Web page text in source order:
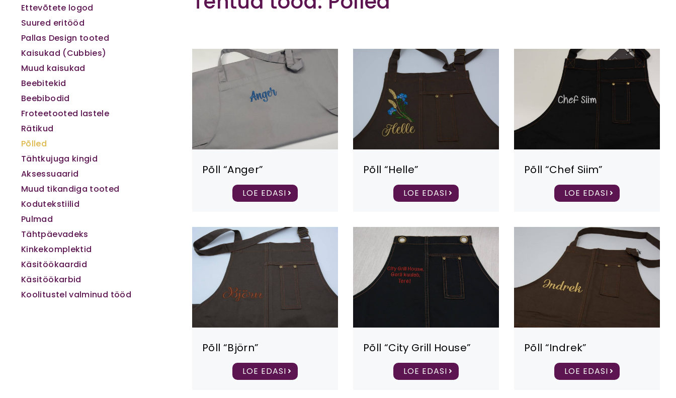
Põll “Anger”
LOE EDASI
Põll “Helle”
LOE EDASI
Põll “Chef Siim”
LOE EDASI
Põll “Björn”
LOE EDASI
Põll “City Grill House”
LOE EDASI
Põll “Indrek”
LOE EDASI
Ettevõtete logod
Suured eritööd
Pallas Design tooted
Kaisukad (Cubbies)
Muud kaisukad
Beebitekid
Beebibodid
Froteetooted lastele
Rätikud
Põlled
Tähtkujuga kingid
Aksessuaarid
Muud tikandiga tooted
Kodutekstiilid
Pulmad
Tähtpäevadeks
Kinkekomplektid
Käsitöökaardid
Käsitöökarbid
Koolitustel valminud tööd